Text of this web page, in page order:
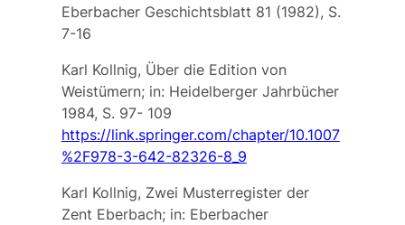
Eberbacher Geschichtsblatt 81 (1982), S.
7-16
Karl Kollnig, Über die Edition von
Weistümern; in: Heidelberger Jahrbücher
1984, S. 97- 109
https://link.springer.com/chapter/10.1007
%2F978-3-642-82326-8_9
Karl Kollnig, Zwei Musterregister der
Zent Eberbach; in: Eberbacher